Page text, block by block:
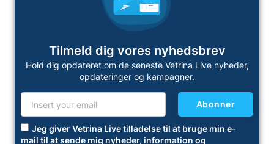
Tilmeld dig vores nyhedsbrev
Hold dig opdateret om de seneste Vetrina Live nyheder,
opdateringer og kampagner.
Jeg giver Vetrina Live tilladelse til at bruge min e-
mail til at sende mig nyheder, information og
Abonner